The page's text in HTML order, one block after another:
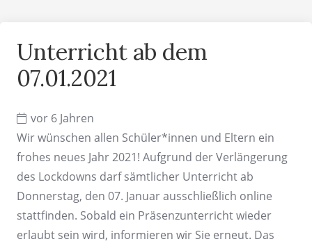
Unterricht ab dem
07.01.2021
vor 6 Jahren
Wir wünschen allen Schüler*innen und Eltern ein
frohes neues Jahr 2021! Aufgrund der Verlängerung
des Lockdowns darf sämtlicher Unterricht ab
Donnerstag, den 07. Januar ausschließlich online
stattfinden. Sobald ein Präsenzunterricht wieder
erlaubt sein wird, informieren wir Sie erneut. Das